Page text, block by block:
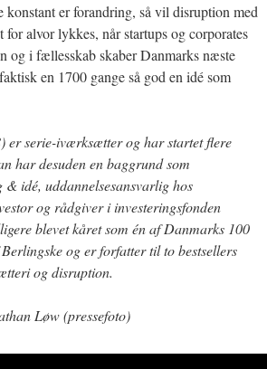
konstant er forandring, så vil disruption med
for alvor lykkes, når startups og corporates
og i fællesskab skaber Danmarks næste
en 1700 gange så god en idé som
er serie-iværksætter og har startet flere
har desuden en baggrund som
& idé, uddannelsesansvarlig hos
og rådgiver i investeringsfonden
blevet kåret som én af Danmarks 100
og er forfatter til to bestsellers
og disruption.
Løw (pressefoto)